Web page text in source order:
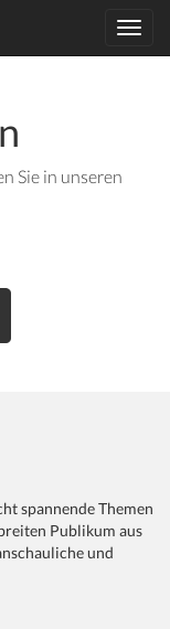
Sie in unseren
spannende Themen
Publikum aus
und